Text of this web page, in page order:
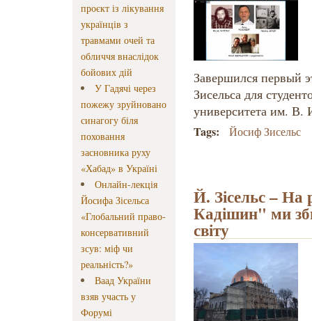
проєкт із лікування
українців з
травмами очей та
обличчя внаслідок
бойових дій
У Гадячі через
пожежу зруйновано
синагогу біля
поховання
засновника руху
«Хабад» в Україні
Онлайн-лекція
Йосифа Зісельса
«Глобальний право-
консервативний
зсув: міф чи
реальність?»
Ваад України
взяв участь у
Форумі
Завершился первый
Зисельса для
университета им. В.
Tags: Йосиф Зисельс
Й. Зісельс – На
Кадішин" ми
світу